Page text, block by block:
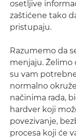
osetljive
zaštićene tako
pristupaju.
Razumemo da
menjaju. Želimo
su vam
normalno
načinima rada,
hardver koji
povezivanje,
procesa koji će